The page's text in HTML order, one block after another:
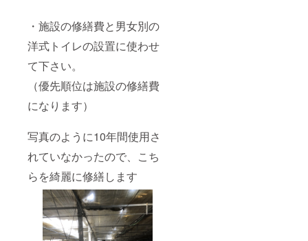
・施設の修繕費と男女別の
洋式トイレの設置に使わせ
て下さい。
（優先順位は施設の修繕費
になります）
写真のように10年間使用さ
れていなかったので、こち
らを綺麗に修繕します